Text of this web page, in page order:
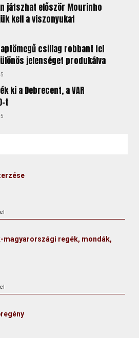
játszhat először Mourinho
kell a viszonyukat
csillag robbant fel
jelenséget produkálva
ki a Debrecent, a VAR
t
magyarországi regék, mondák,